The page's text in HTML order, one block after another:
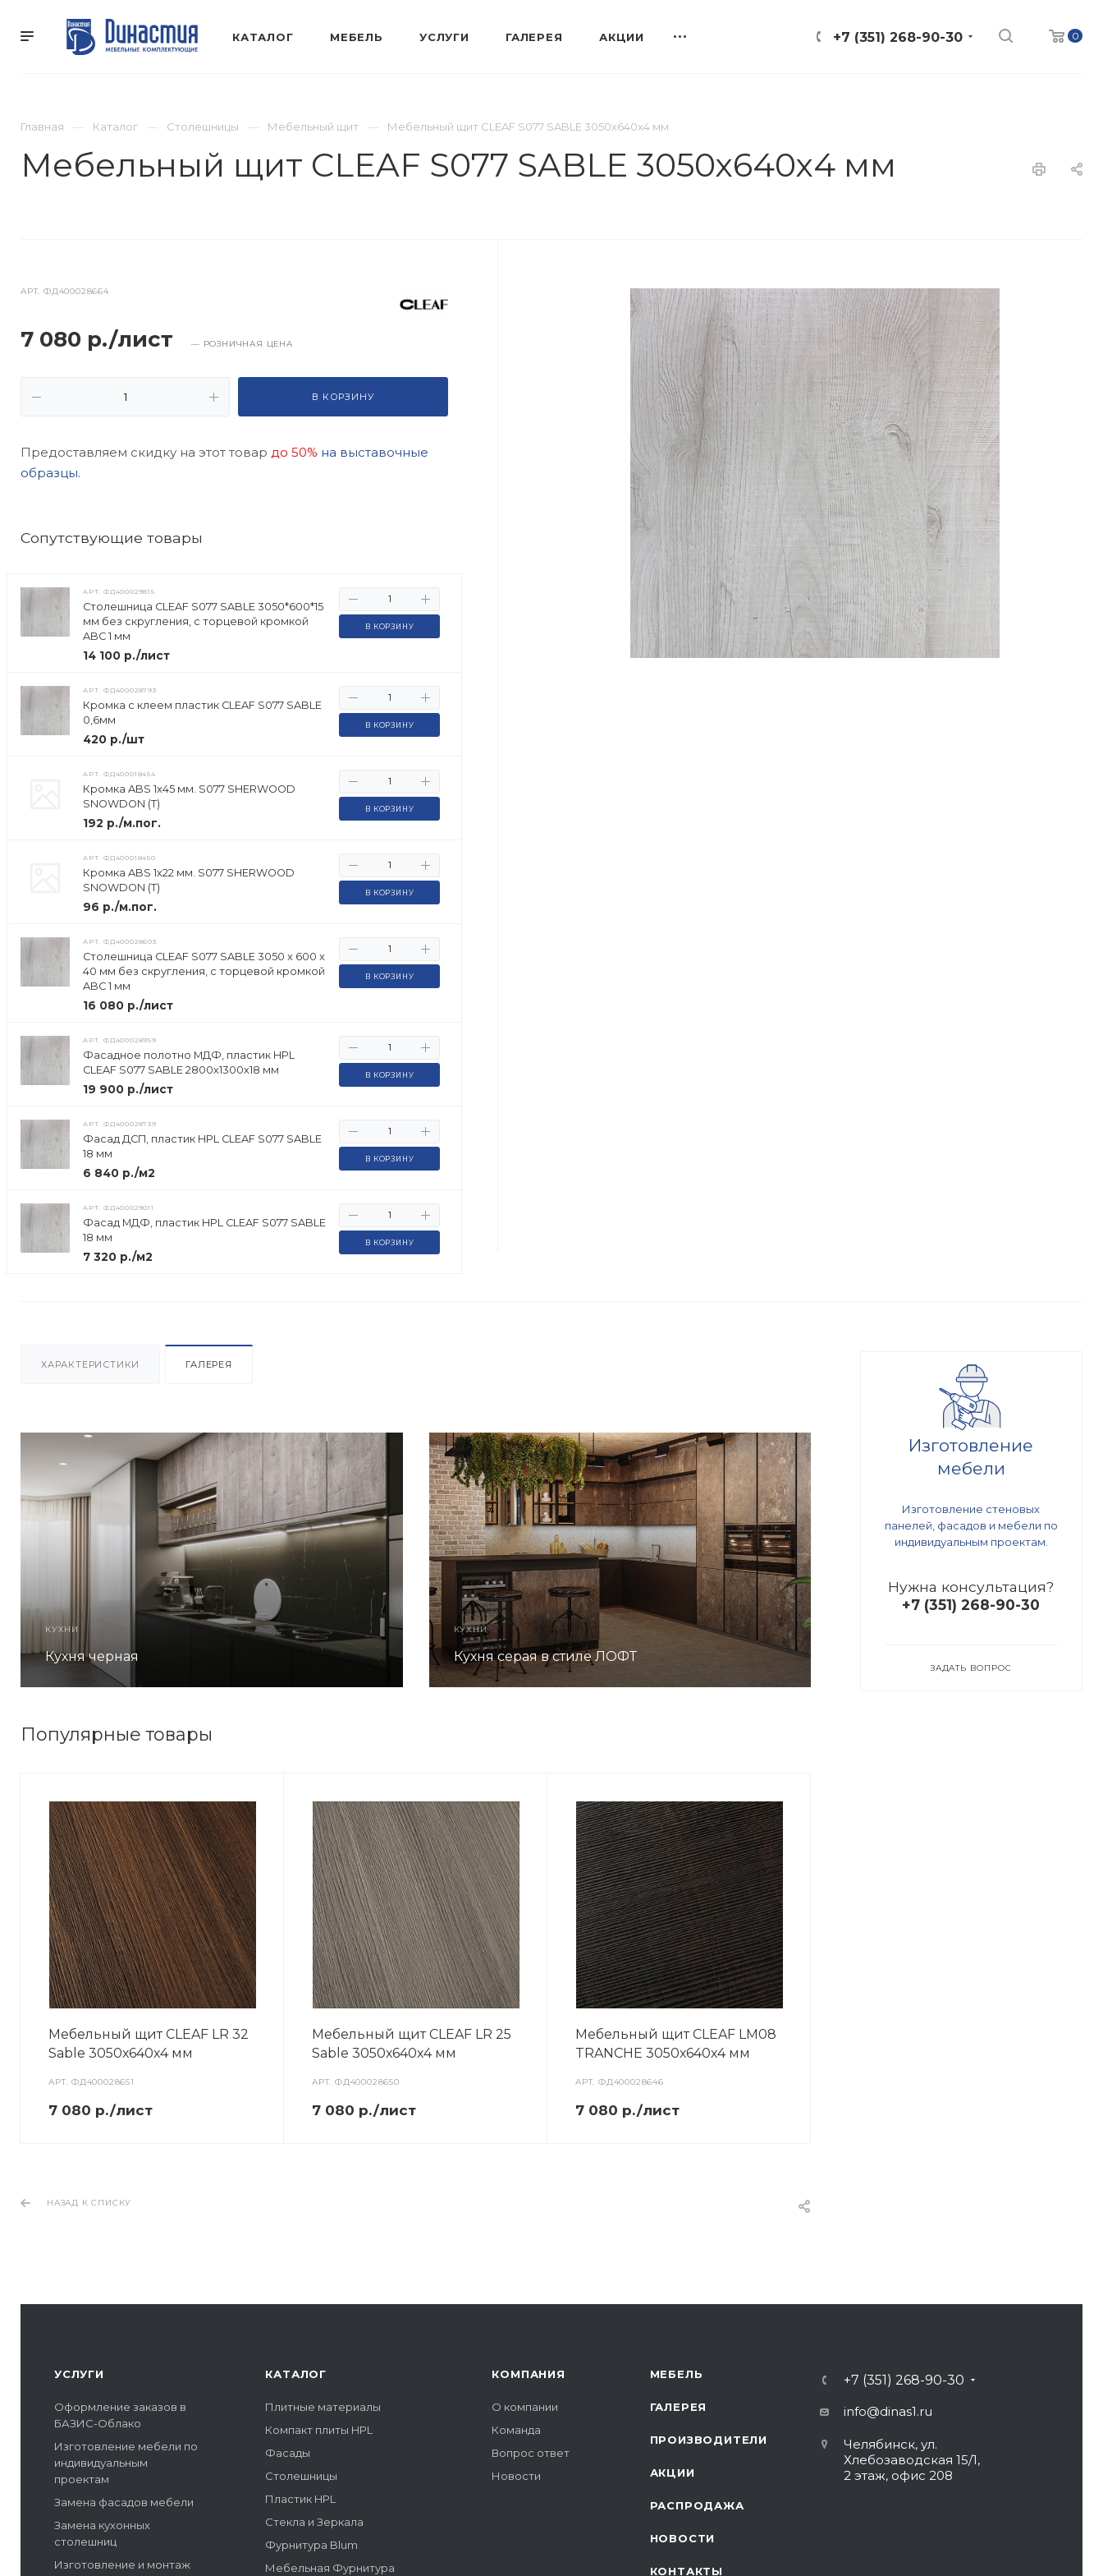
0
+7 (351) 268-90-30
КАТАЛОГ МЕБЕЛЬ УСЛУГИ ГАЛЕРЕЯ АКЦИИ
Главная Каталог Столешницы Мебельный щит Мебельный щит CLEAF S077 SABLE 3050х640х4 мм
Мебельный щит CLEAF S077 SABLE 3050х640х4 мм
АРТ.ФД400028664
7 080 р./лист — РОЗНИЧНАЯ ЦЕНА
В КОРЗИНУ
Предоставляем скидку на этот товар до 50% на выставочные
образцы.
Cопутствующие товары
АРТ.ФД400029815
Столешница CLEAF S077 SABLE 3050*600*15
мм без скругления, с торцевой кромкой
ABC 1 мм
14 100 р./лист
В КОРЗИНУ
АРТ.ФД400028793
Кромка с клеем пластик CLEAF S077 SABLE
0,6мм
420 р./шт
В КОРЗИНУ
АРТ.ФД400018454
Кромка ABS 1х45 мм. S077 SHERWOOD
SNOWDON (Т)
192 р./м.пог.
В КОРЗИНУ
АРТ.ФД400018450
Кромка ABS 1х22 мм. S077 SHERWOOD
SNOWDON (Т)
96 р./м.пог.
В КОРЗИНУ
АРТ.ФД400028603
Столешница CLEAF S077 SABLE 3050 x 600 x
40 мм без скругления, с торцевой кромкой
ABC 1 мм
16 080 р./лист
В КОРЗИНУ
АРТ.ФД400028959
Фасадное полотно МДФ, пластик HPL
CLEAF S077 SABLE 2800х1300х18 мм
19 900 р./лист
В КОРЗИНУ
АРТ.ФД400028739
Фасад ДСП, пластик HPL CLEAF S077 SABLE
18 мм
6 840 р./м2
В КОРЗИНУ
АРТ.ФД400029011
Фасад МДФ, пластик HPL CLEAF S077 SABLE
18 мм
7 320 р./м2
В КОРЗИНУ
Изготовление
мебели
Изготовление стеновых
панелей, фасадов и мебели по
индивидуальным проектам.
Нужна консультация?
+7 (351) 268-90-30
ЗАДАТЬ ВОПРОС
ХАРАКТЕРИСТИКИ ГАЛЕРЕЯ
КУХНИ
Кухня черная
КУХНИ
Кухня серая в стиле ЛОФТ
Популярные товары
Мебельный щит CLEAF LR 32
Sable 3050х640х4 мм
АРТ.ФД400028651
7 080 р./лист
Мебельный щит CLEAF LR 25
Sable 3050х640х4 мм
АРТ.ФД400028650
7 080 р./лист
Мебельный щит CLEAF LM08
TRANCHE 3050х640х4 мм
АРТ.ФД400028646
7 080 р./лист
НАЗАД К СПИСКУ
УСЛУГИ
Оформление заказов в
БАЗИС-Облако
Изготовление мебели по
индивидуальным
проектам
Замена фасадов мебели
Замена кухонных
столешниц
Изготовление и монтаж
КАТАЛОГ
Плитные материалы
Компакт плиты HPL
Фасады
Столешницы
Пластик HPL
Стекла и Зеркала
Фурнитура Blum
Мебельная Фурнитура
КОМПАНИЯ
О компании
Команда
Вопрос ответ
Новости
МЕБЕЛЬ
ГАЛЕРЕЯ
ПРОИЗВОДИТЕЛИ
АКЦИИ
РАСПРОДАЖА
НОВОСТИ
КОНТАКТЫ
+7 (351) 268-90-30
info@dinas1.ru
Челябинск, ул.
Хлебозаводская 15/1,
2 этаж, офис 208